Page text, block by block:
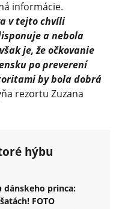
informácie.
v tejto chvíli
a nebola
je, že očkovanie
po preverení
by bola dobrá
rezortu Zuzana
hýbu
dánskeho princa:
FOTO